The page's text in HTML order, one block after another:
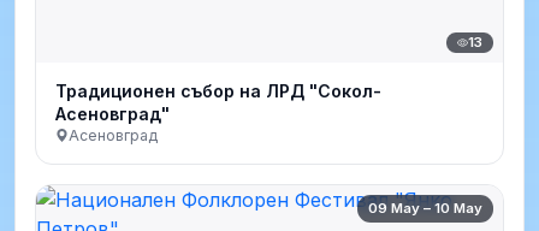
13
Традиционен събор на ЛРД "Сокол-
Асеновград"
Асеновград
09 May – 10 May